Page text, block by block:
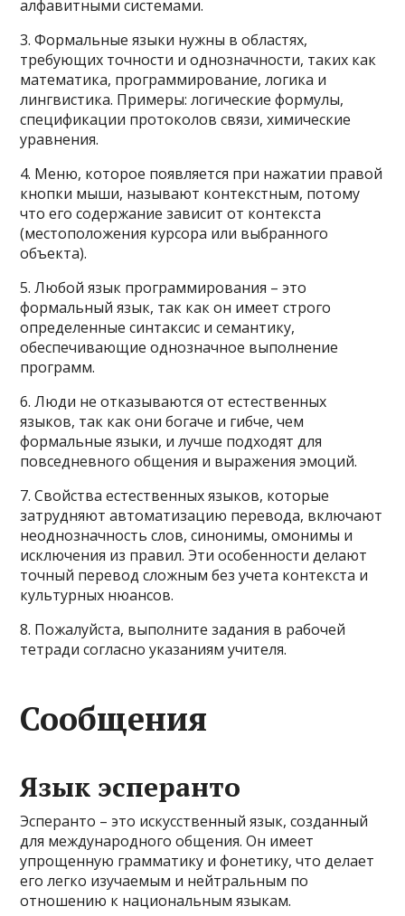
алфавитными системами.
3. Формальные языки нужны в областях,
требующих точности и однозначности, таких как
математика, программирование, логика и
лингвистика. Примеры: логические формулы,
спецификации протоколов связи, химические
уравнения.
4. Меню, которое появляется при нажатии правой
кнопки мыши, называют контекстным, потому
что его содержание зависит от контекста
(местоположения курсора или выбранного
объекта).
5. Любой язык программирования – это
формальный язык, так как он имеет строго
определенные синтаксис и семантику,
обеспечивающие однозначное выполнение
программ.
6. Люди не отказываются от естественных
языков, так как они богаче и гибче, чем
формальные языки, и лучше подходят для
повседневного общения и выражения эмоций.
7. Свойства естественных языков, которые
затрудняют автоматизацию перевода, включают
неоднозначность слов, синонимы, омонимы и
исключения из правил. Эти особенности делают
точный перевод сложным без учета контекста и
культурных нюансов.
8. Пожалуйста, выполните задания в рабочей
тетради согласно указаниям учителя.
Сообщения
Язык эсперанто
Эсперанто – это искусственный язык, созданный
для международного общения. Он имеет
упрощенную грамматику и фонетику, что делает
его легко изучаемым и нейтральным по
отношению к национальным языкам.